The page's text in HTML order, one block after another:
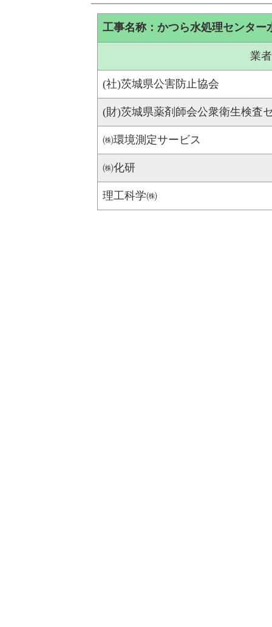
工事名称：かつら水処理センター
業
(社)茨城県公害防止協会
(財)茨城県薬剤師会公衆衛生検査
㈱環境測定サービス
㈱化研
理工科学㈱